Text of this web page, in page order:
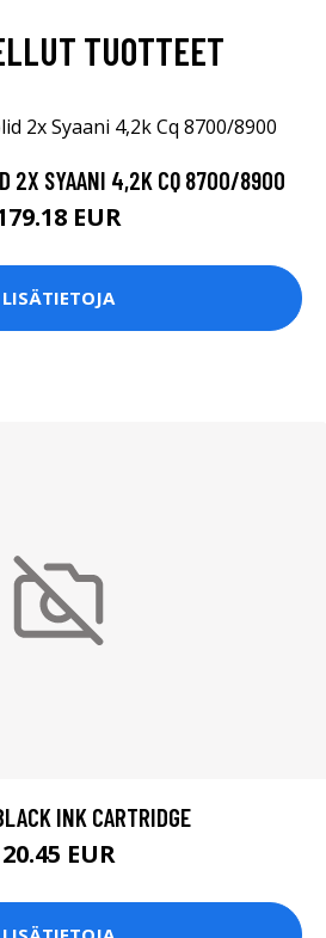
TUOTTEET
2X SYAANI 4,2K CQ 8700/8900
EUR
LISÄTIETOJA
INK CARTRIDGE
20.45 EUR